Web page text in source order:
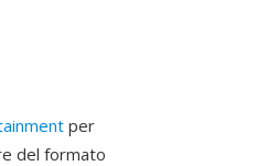
per
del formato